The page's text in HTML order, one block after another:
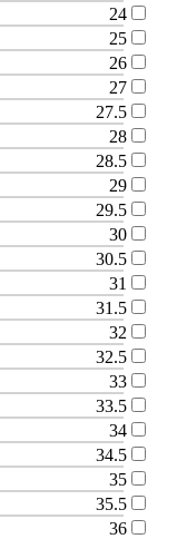
24
25
26
27
27.5
28
28.5
29
29.5
30
30.5
31
31.5
32
32.5
33
33.5
34
34.5
35
35.5
36